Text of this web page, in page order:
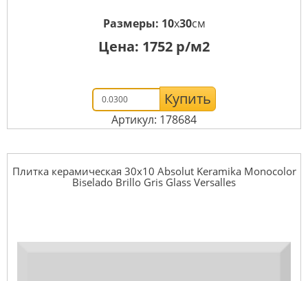
Размеры: 10x30см
Цена: 1752 р/м2
Купить
Артикул: 178684
Плитка керамическая 30x10 Absolut Keramika Monocolor
Biselado Brillo Gris Glass Versalles